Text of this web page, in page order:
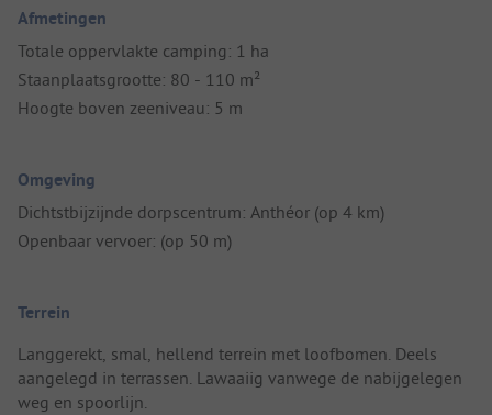
Afmetingen
Totale oppervlakte camping: 1 ha
Staanplaatsgrootte: 80 - 110 m²
Hoogte boven zeeniveau: 5 m
Omgeving
Dichtstbijzijnde dorpscentrum: Anthéor (op 4 km)
Openbaar vervoer: (op 50 m)
Terrein
Langgerekt, smal, hellend terrein met loofbomen. Deels
aangelegd in terrassen. Lawaaiig vanwege de nabijgelegen
weg en spoorlijn.